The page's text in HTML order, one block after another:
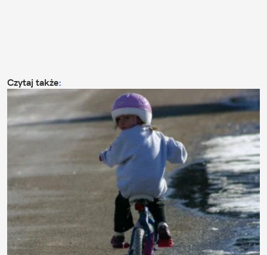
Czytaj także: